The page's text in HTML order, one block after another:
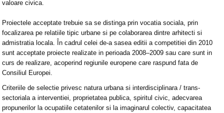
valoare civica.
Proiectele acceptate trebuie sa se distinga prin vocatia sociala, prin
focalizarea pe relatiile tipic urbane si pe colaborarea dintre arhitecti si
admistratia locala. În cadrul celei de-a sasea editii a competitiei din 2010
sunt acceptate proiecte realizate in perioada 2008–2009 sau care sunt in
curs de realizare, acoperind regiunile europene care raspund fata de
Consiliul Europei.
Criteriile de selectie privesc natura urbana si interdisciplinara / trans-
sectoriala a interventiei, proprietatea publica, spiritul civic, adecvarea
propunerilor la ocupatiile cetatenilor si la imaginarul colectiv, capacitatea